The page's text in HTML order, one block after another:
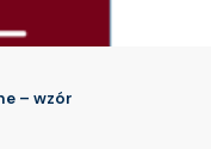
– wzór